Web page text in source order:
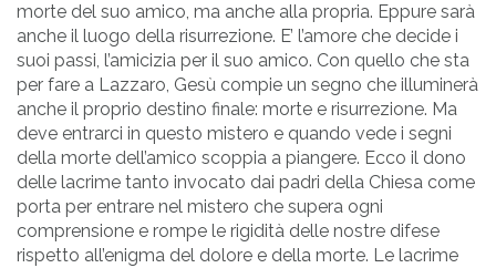
morte del suo amico, ma anche alla propria. Eppure sarà
anche il luogo della risurrezione. E’ l’amore che decide i
suoi passi, l’amicizia per il suo amico. Con quello che sta
per fare a Lazzaro, Gesù compie un segno che illuminerà
anche il proprio destino finale: morte e risurrezione. Ma
deve entrarci in questo mistero e quando vede i segni
della morte dell’amico scoppia a piangere. Ecco il dono
delle lacrime tanto invocato dai padri della Chiesa come
porta per entrare nel mistero che supera ogni
comprensione e rompe le rigidità delle nostre difese
rispetto all’enigma del dolore e della morte. Le lacrime